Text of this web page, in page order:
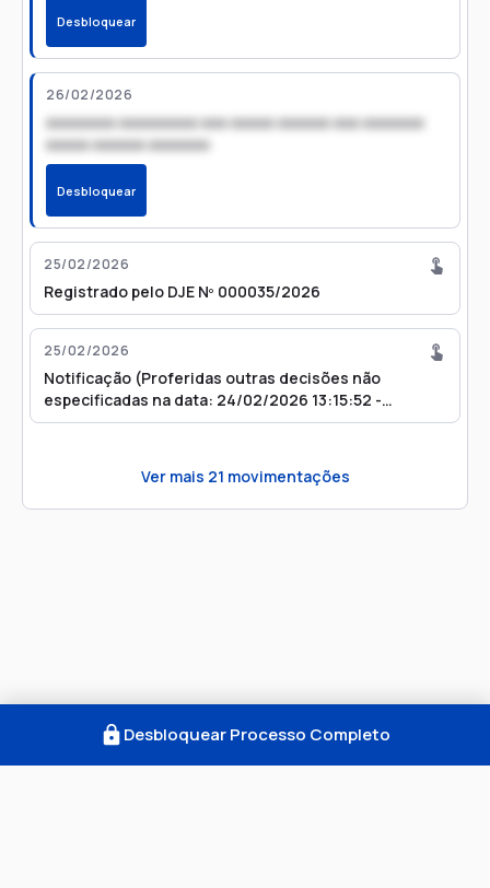
Desbloquear
26/02/2026
xxxxxxxx xxxxxxxxx xxx xxxxx xxxxxx xxx xxxxxxx
xxxxx xxxxxx xxxxxxx
Desbloquear
25/02/2026
Registrado pelo DJE Nº 000035/2026
25/02/2026
Notificação (Proferidas outras decisões não
especificadas na data: 24/02/2026 13:15:52 -
SECRETARIA DE PRECATÓRIOS) enviada ao Escritório
Ver mais 21 movimentações
Desbloquear Processo Completo